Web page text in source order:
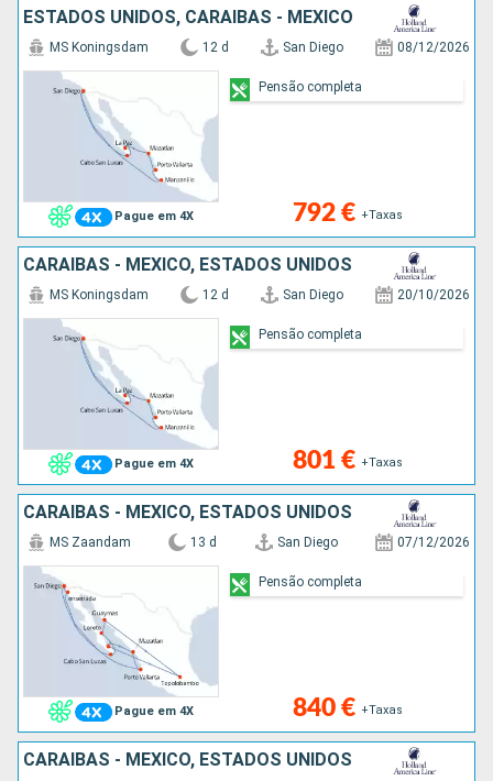
ESTADOS UNIDOS, CARAIBAS - MEXICO
Pague em 4X
MS Koningsdam 12 d San Diego 08/12/2026
792 € +Taxas
Pensão completa
CARAIBAS - MEXICO, ESTADOS UNIDOS
Pague em 4X
MS Koningsdam 12 d San Diego 20/10/2026
801 € +Taxas
Pensão completa
CARAIBAS - MEXICO, ESTADOS UNIDOS
Pague em 4X
MS Zaandam 13 d San Diego 07/12/2026
840 € +Taxas
Pensão completa
CARAIBAS - MEXICO, ESTADOS UNIDOS